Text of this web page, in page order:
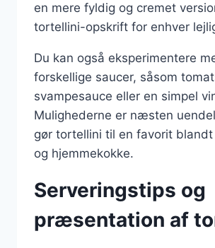
en mere fyldig og cremet
tortellini-opskrift for enhver
Du kan også eksperimentere
forskellige saucer, såsom
svampesauce eller en simpel
Mulighederne er næsten
gør tortellini til en favorit
og hjemmekokke.
Serveringstips og
præsentation af